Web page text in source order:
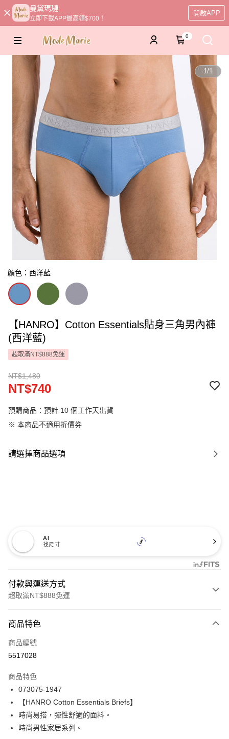
曼黛瑪璉
立即下載APP最高領$700！
開啟APP
0
1/1
顏色：西洋藍
【HANRO】Cotton Essentials貼身三角男內褲
(西洋藍)
超取滿NT$888免運
NT$1,480
NT$740
預購商品：預計 10 個工作天出貨
※ 本商品不適用折價券
請選擇商品選項
AI
找尺寸
付款與運送方式
超取滿NT$888免運
信用卡一次付款
信用卡分期付款
合作金庫商業銀行
華南商業銀行
上海商業儲蓄銀行
台北富邦商業銀行
國泰世華商業銀行
臺灣中小企業銀行
Apple Pay
悠遊付
商品特色
商品編號
5517028
商品特色
073075-1947
【HANRO Cotton Essentials Briefs】
時尚易搭，彈性舒適的面料。
時尚男性家居系列。